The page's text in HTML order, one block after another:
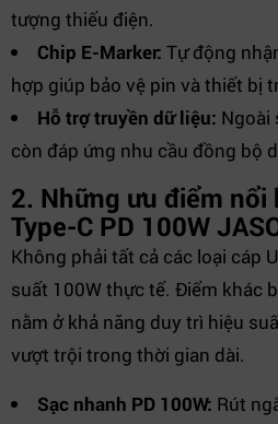
tượng thiếu điện.
Chip E-Marker: Tự động
hợp giúp bảo vệ pin và thiết bị
Hỗ trợ truyền dữ liệu: Ngoài
còn đáp ứng nhu cầu đồng bộ
2. Những ưu điểm nổi
Type-C PD 100W
Không phải tất cả các loại cáp
suất 100W thực tế. Điểm khác
nằm ở khả năng duy trì hiệu
vượt trội trong thời gian dài.
Sạc nhanh PD 100W: Rút